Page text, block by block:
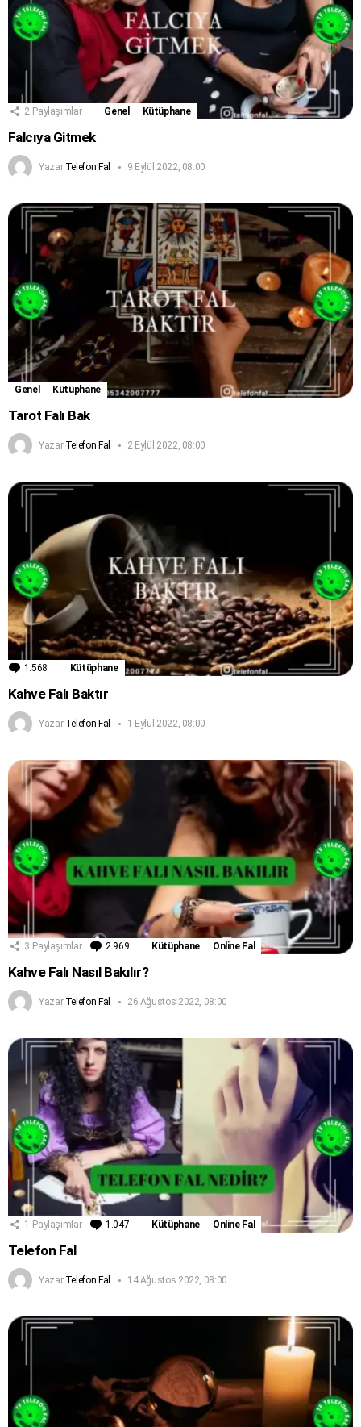
2 Paylaşımlar Genel Kütüphane
Falcıya Gitmek
Yazar Telefon Fal 9 Eylül 2022, 08:00
Genel Kütüphane
Tarot Falı Bak
Yazar Telefon Fal 2 Eylül 2022, 08:00
1.568 YorumKütüphane
Kahve Falı Baktır
Yazar Telefon Fal 1 Eylül 2022, 08:00
3 Paylaşımlar 2.969 YorumKütüphane Online Fal
Kahve Falı Nasıl Bakılır?
Yazar Telefon Fal 26 Ağustos 2022, 08:00
1 Paylaşımlar 1.047 YorumKütüphane Online Fal
Telefon Fal
Yazar Telefon Fal 14 Ağustos 2022, 08:00